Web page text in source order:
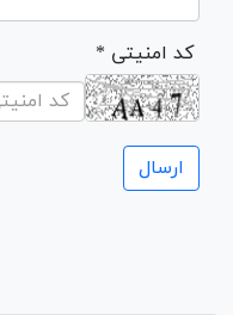
* کد امنیتی